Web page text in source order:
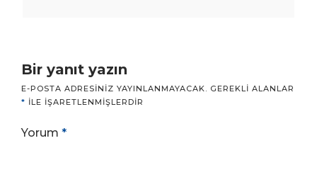
Bir yanıt yazın
E-POSTA ADRESINIZ YAYINLANMAYACAK. GEREKLI ALANLAR
* ILE IŞARETLENMIŞLERDIR
Yorum *